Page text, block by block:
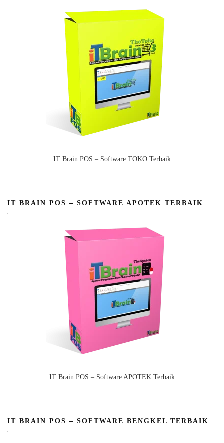
IT Brain POS – Software TOKO Terbaik
IT BRAIN POS – SOFTWARE APOTEK TERBAIK
IT Brain POS – Software APOTEK Terbaik
IT BRAIN POS – SOFTWARE BENGKEL TERBAIK